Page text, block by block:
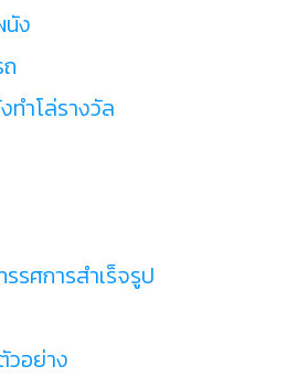
ง
ำโล่รางวัล
รศการสำเร็จรูป
วอย่าง